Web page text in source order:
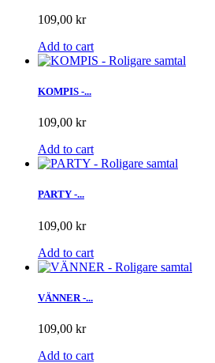
109,00 kr
Add to cart
KOMPIS -...
109,00 kr
Add to cart
PARTY -...
109,00 kr
Add to cart
VÄNNER -...
109,00 kr
Add to cart